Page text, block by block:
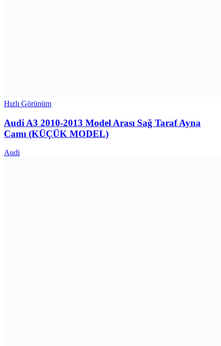
Hızlı Görünüm
Audi A3 2010-2013 Model Arası Sağ Taraf Ayna
Camı (KÜÇÜK MODEL)
Audi